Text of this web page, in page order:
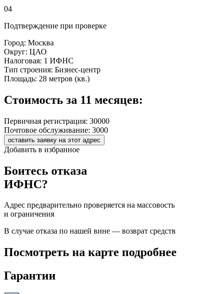
04
Подтверждение при проверке
Город: Москва
Округ: ЦАО
Налоговая: 1 ИФНС
Тип строения: Бизнес-центр
Площадь: 28 метров (кв.)
Стоимость за 11 месяцев:
Первичная регистрация: 30000
Почтовое обслуживание: 3000
оставить заявку на этот адрес
Добавить в избранное
Боитесь отказа
ИФНС?
Адрес предварительно проверяется на массовость
и ограничения
В случае отказа по нашей вине — возврат средств
Посмотреть на карте подробнее
Гарантии